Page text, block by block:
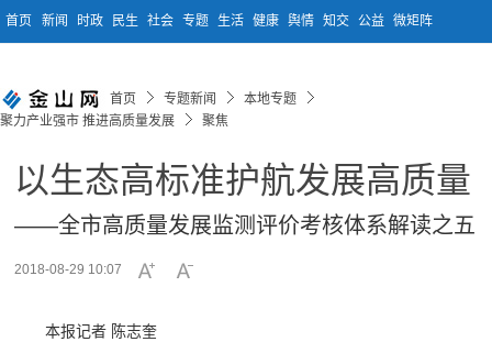
首页 新闻 时政 民生 社会 专题 生活 健康 舆情 知交 公益 微矩阵
首页 专题新闻
本地专题
聚力产业强市 推进高质量发展
聚焦
以生态高标准护航发展高质量
——全市高质量发展监测评价考核体系解读之五
2018-08-29 10:07
本报记者 陈志奎